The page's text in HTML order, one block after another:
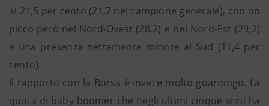
al 21,5 per cento (21,7 nel campione generale), con un
picco però nel Nord-Ovest (28,2) e nel Nord-Est (29,2)
e una presenza nettamente minore al Sud (11,4 per
cento).
Il rapporto con la Borsa è invece molto guardingo. La
quota di baby boomer che negli ultimi cinque anni ha